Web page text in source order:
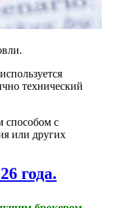
технический
способом с
или других
года.